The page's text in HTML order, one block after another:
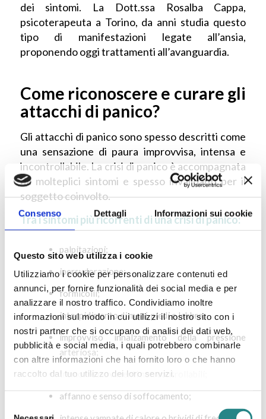
Consenso Dettagli Informazioni sui cookie
Questo sito web utilizza i cookie
Utilizziamo i cookie per personalizzare contenuti ed
annunci, per fornire funzionalità dei social media e per
analizzare il nostro traffico. Condividiamo inoltre
informazioni sul modo in cui utilizzi il nostro sito con i
nostri partner che si occupano di analisi dei dati web,
pubblicità e social media, i quali potrebbero combinarle
con altre informazioni che hai fornito loro o che hanno
raccolto dal tuo utilizzo dei loro servizi.
dei sintomi. La Dott.ssa Rosalba Cappa,
psicoterapeuta a Torino, da anni studia questo
tipo di manifestazioni legate all’ansia,
proponendo oggi trattamenti all’avanguardia.
Come riconoscere e curare gli
attacchi di panico?
Gli attacchi di panico sono spesso descritti come
una sensazione di paura improvvisa, intensa e
incontrollabile. La crisi di panico è accompagnata
da molteplici sintomi e spesso invalidanti per il
soggetto coinvolto.
Tra i sintomi più ricorrenti di una crisi di panico:
palpitazioni;
ipersudorazione:
formicolii;
intorpidimento di mani, piedi e labbra;
improvviso innalzamento della pressione
arteriosa;
tremori e movimenti non controllabili;
affanno e senso di soffocamento;